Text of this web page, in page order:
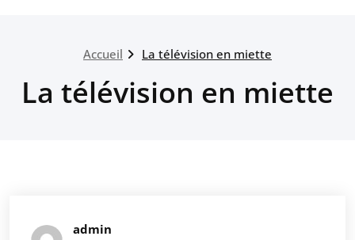
Accueil La télévision en miette
La télévision en miette
admin